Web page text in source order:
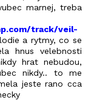
marnej, treba
track/veil-
a rytmy, co se
hnus velebnosti
hrat nebudou,
nikdy.. to me
jeste rano cca